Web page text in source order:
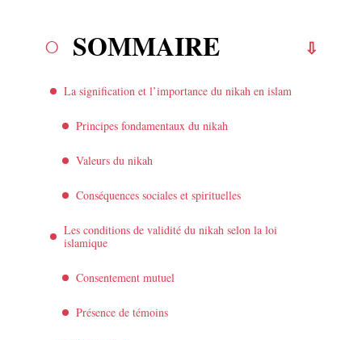
SOMMAIRE
La signification et l’importance du nikah en islam
Principes fondamentaux du nikah
Valeurs du nikah
Conséquences sociales et spirituelles
Les conditions de validité du nikah selon la loi
islamique
Consentement mutuel
Présence de témoins